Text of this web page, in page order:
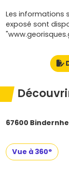
Les informations
exposé sont
67600
Vue à 360°